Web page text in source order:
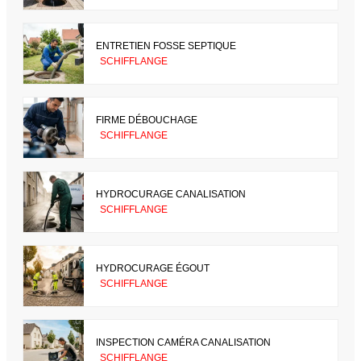
ENTRETIEN FOSSE SEPTIQUE
SCHIFFLANGE
FIRME DÉBOUCHAGE
SCHIFFLANGE
HYDROCURAGE CANALISATION
SCHIFFLANGE
HYDROCURAGE ÉGOUT
SCHIFFLANGE
INSPECTION CAMÉRA CANALISATION
SCHIFFLANGE